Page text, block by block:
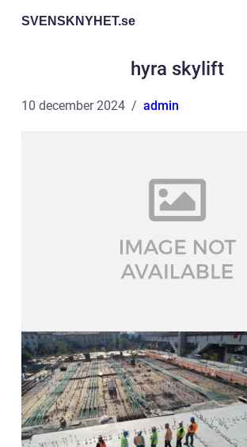
SVENSKNYHET.se
hyra skylift
10 december 2024 admin